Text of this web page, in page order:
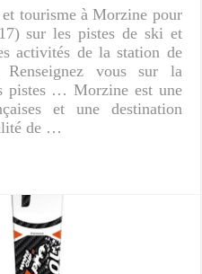
tourisme à Morzine pour
sur les pistes de ski et
activités de la station de
vous sur la
pistes … Morzine est une
et une destination
de …